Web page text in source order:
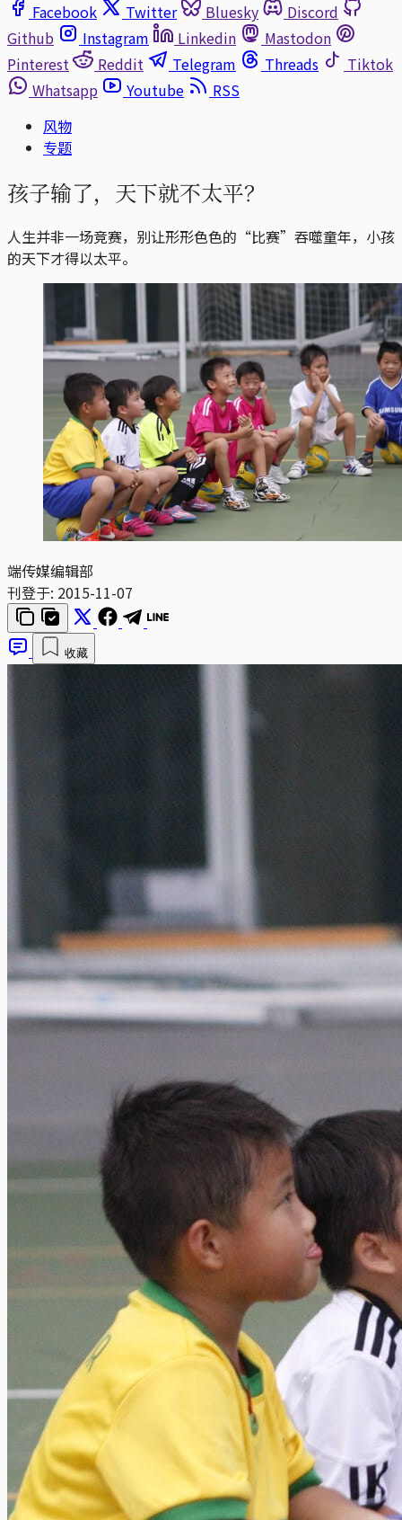
Facebook
Twitter Bluesky
Discord
Github
Instagram Linkedin
Mastodon
Pinterest
Reddit Telegram Threads
Tiktok
Whatsapp
Youtube
RSS
风物
专题
孩子输了，天下就不太平？
人生并非一场竞赛，别让形形色色的“比赛”吞噬童年，小孩
的天下才得以太平。
端传媒编辑部
刊登于: 2015-11-07
收藏